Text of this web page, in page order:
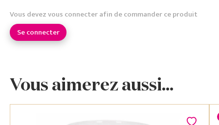
Vous devez vous connecter afin de commander ce produit
Se connecter
Vous aimerez aussi...